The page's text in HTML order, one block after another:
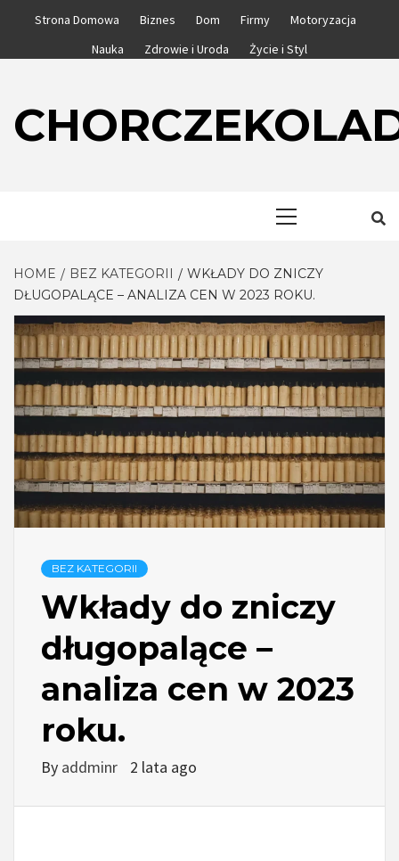
Strona Domowa Biznes Dom Firmy
Motoryzacja
Nauka
Zdrowie i Uroda Życie i Styl
HOME BEZ KATEGORII
WKŁADY DO ZNICZY
DŁUGOPALĄCE – ANALIZA CEN W 2023 ROKU.
BEZ KATEGORII
Wkłady do zniczy
długopalące –
analiza cen w 2023
roku.
By addminr 2 lata ago